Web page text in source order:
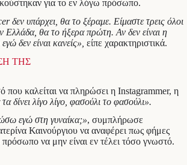
για το εν λόγω πρόσωπο.
δεν υπάρχει, θα το ξέραμε. Είμαστε τρεις όλοι
Ελλάδα, θα το ήξερα πρώτη. Αν δεν είναι η
δεν είναι κανείς», είπε χαρακτηριστικά.
ΤΗΣ
που καλείται να πληρώσει η Instagrammer, η
δίνει λίγο λίγο, φασούλι το φασούλι».
εγώ στη γυναίκα;», συμπλήρωσε
Καινούργιου να αναφέρει πως φήμες
πρόσωπο να μην είναι εν τέλει τόσο γνωστό.